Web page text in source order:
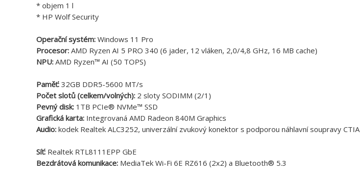
* objem 1 l
* HP Wolf Security
Operační systém: Windows 11 Pro
Procesor: AMD Ryzen AI 5 PRO 340 (6 jader, 12 vláken, 2,0/4,8 GHz, 16 MB cache)
NPU: AMD Ryzen™ AI (50 TOPS)
Paměť: 32GB DDR5-5600 MT/s
Počet slotů (celkem/volných): 2 sloty SODIMM (2/1)
Pevný disk: 1TB PCIe® NVMe™ SSD
Grafická karta: Integrovaná AMD Radeon 840M Graphics
Audio: kodek Realtek ALC3252, univerzální zvukový konektor s podporou náhlavní soupravy CTIA
Síť: Realtek RTL8111EPP GbE
Bezdrátová komunikace: MediaTek Wi-Fi 6E RZ616 (2x2) a Bluetooth® 5.3